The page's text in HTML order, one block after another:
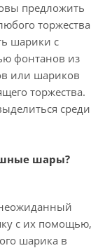
предложить
торжества
шарики с
фонтанов из
или шариков
торжества.
среди
шары?
с их помощью,
шарика в